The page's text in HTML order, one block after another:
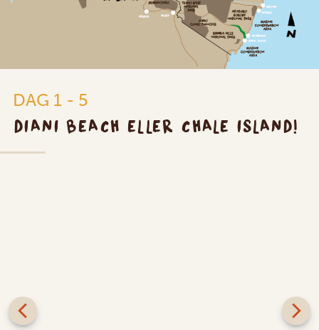
DAG 1 - 5
DIANI BEACH ELLER CHALE ISLAND!